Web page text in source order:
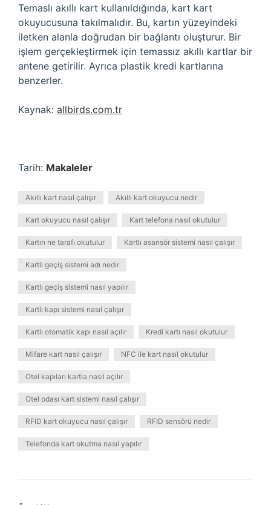
Temaslı akıllı kart kullanıldığında, kart kart
okuyucusuna takılmalıdır. Bu, kartın yüzeyindeki
iletken alanla doğrudan bir bağlantı oluşturur. Bir
işlem gerçekleştirmek için temassız akıllı kartlar bir
antene getirilir. Ayrıca plastik kredi kartlarına
benzerler.
Kaynak: allbirds.com.tr
Tarih: Makaleler
Akıllı kart nasıl çalışır Akıllı kart okuyucu nedir
Kart okuyucu nasıl çalışır Kart telefona nasıl okutulur
Kartın ne tarafı okutulur Kartlı asansör sistemi nasıl çalışır
Kartlı geçiş sistemi adı nedir
Kartlı geçiş sistemi nasıl yapılır
Kartlı kapı sistemi nasıl çalışır
Kartlı otomatik kapı nasıl açılır Kredi kartı nasıl okutulur
Mifare kart nasıl çalışır NFC ile kart nasıl okutulur
Otel kapıları kartla nasıl açılır
Otel odası kart sistemi nasıl çalışır
RFID kart okuyucu nasıl çalışır RFID sensörü nedir
Telefonda kart okutma nasıl yapılır